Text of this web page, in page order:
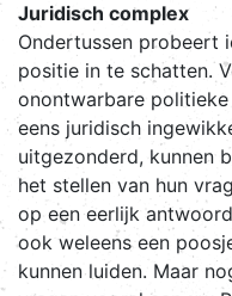
Juridisch complex
Ondertussen probeert
positie in te schatten.
onontwarbare
eens juridisch
uitgezonderd, kunnen
het stellen van hun
op een eerlijk
ook weleens een
kunnen luiden. Maar